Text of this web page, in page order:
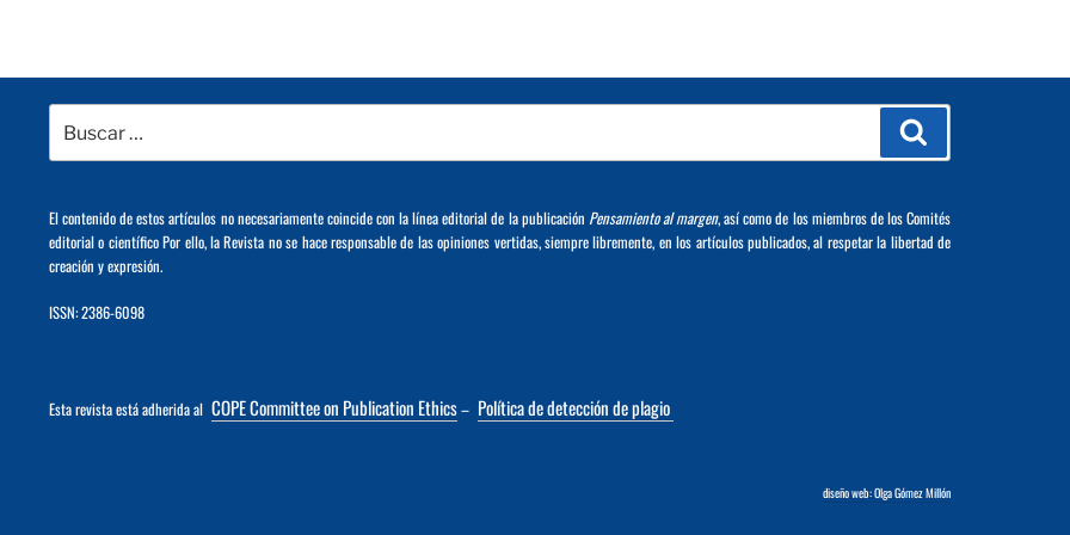
Buscar
por:
El contenido de estos artículos no necesariamente coincide con la línea editorial de la publicación Pensamiento al margen, así como de los miembros de los Comités
editorial o científico Por ello, la Revista no se hace responsable de las opiniones vertidas, siempre libremente, en los artículos publicados, al respetar la libertad de
creación y expresión.
ISSN: 2386-6098
Esta revista está adherida al COPE Committee on Publication Ethics– Política de detección de plagio
diseño web: Olga Gómez Millón